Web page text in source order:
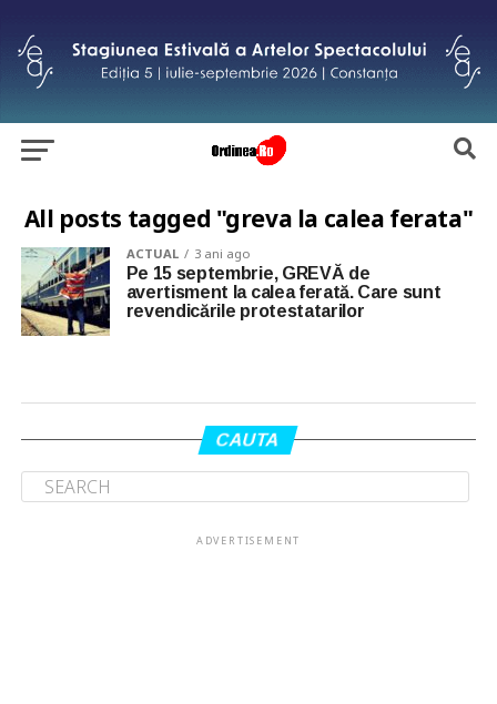
All posts tagged "greva la calea ferata"
ACTUAL 3 ani ago
Pe 15 septembrie, GREVĂ de
avertisment la calea ferată. Care sunt
revendicările protestatarilor
CAUTA
ADVERTISEMENT